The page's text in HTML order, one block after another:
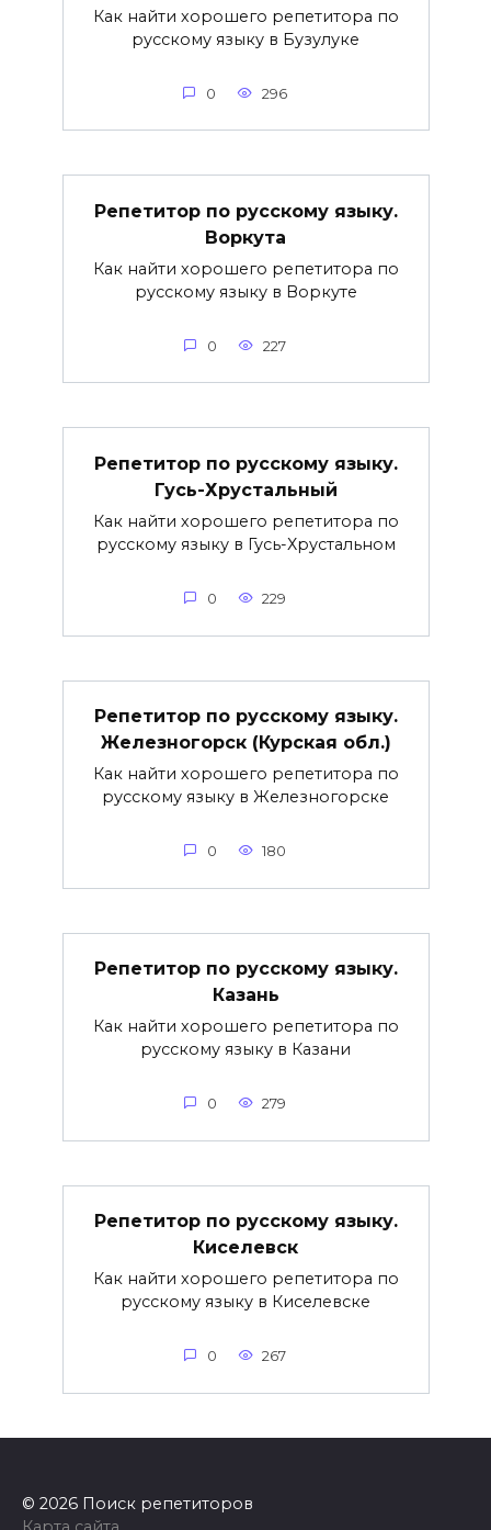
Как найти хорошего репетитора по
русскому языку в Бузулуке
0 296
Репетитор по русскому языку.
Воркута
Как найти хорошего репетитора по
русскому языку в Воркуте
0 227
Репетитор по русскому языку.
Гусь-Хрустальный
Как найти хорошего репетитора по
русскому языку в Гусь-Хрустальном
0 229
Репетитор по русскому языку.
Железногорск (Курская обл.)
Как найти хорошего репетитора по
русскому языку в Железногорске
0 180
Репетитор по русскому языку.
Казань
Как найти хорошего репетитора по
русскому языку в Казани
0 279
Репетитор по русскому языку.
Киселевск
Как найти хорошего репетитора по
русскому языку в Киселевске
0 267
© 2026 Поиск репетиторов